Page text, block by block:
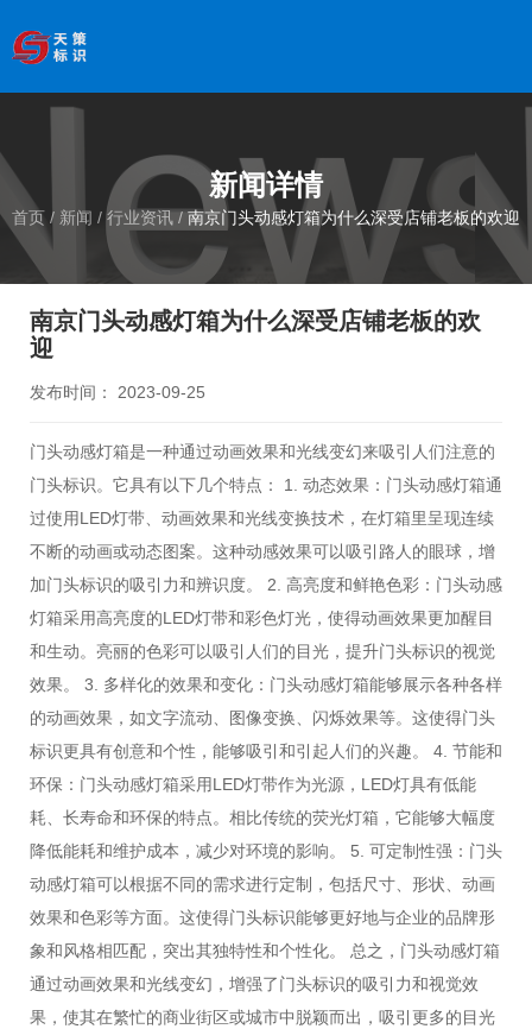
欢迎访问南京天策标识有限公司官网
医院、银行、政府、房地产、企事业单位、景区等基础建设
领域
全国服务热线： 18066033339
新闻详情
首页 / 新闻 /行业资讯 / 南京门头动感灯箱为什么深受店铺老板的欢迎
南京门头动感灯箱为什么深受店铺老板的欢
迎
发布时间： 2023-09-25
门头动感灯箱是一种通过动画效果和光线变幻来吸引人们注意的
门头标识。它具有以下几个特点： 1. 动态效果：门头动感灯箱通
过使用LED灯带、动画效果和光线变换技术，在灯箱里呈现连续
不断的动画或动态图案。这种动感效果可以吸引路人的眼球，增
加门头标识的吸引力和辨识度。 2. 高亮度和鲜艳色彩：门头动感
灯箱采用高亮度的LED灯带和彩色灯光，使得动画效果更加醒目
和生动。亮丽的色彩可以吸引人们的目光，提升门头标识的视觉
效果。 3. 多样化的效果和变化：门头动感灯箱能够展示各种各样
的动画效果，如文字流动、图像变换、闪烁效果等。这使得门头
标识更具有创意和个性，能够吸引和引起人们的兴趣。 4. 节能和
环保：门头动感灯箱采用LED灯带作为光源，LED灯具有低能
耗、长寿命和环保的特点。相比传统的荧光灯箱，它能够大幅度
降低能耗和维护成本，减少对环境的影响。 5. 可定制性强：门头
动感灯箱可以根据不同的需求进行定制，包括尺寸、形状、动画
效果和色彩等方面。这使得门头标识能够更好地与企业的品牌形
象和风格相匹配，突出其独特性和个性化。 总之，门头动感灯箱
通过动画效果和光线变幻，增强了门头标识的吸引力和视觉效
果，使其在繁忙的商业街区或城市中脱颖而出，吸引更多的目光